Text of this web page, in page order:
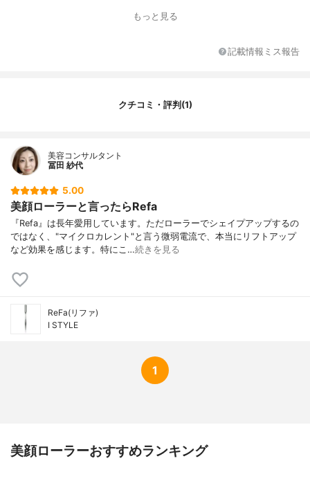
エステティックメソッド、マイクロカレン
ト、プラチナムコート
プラチナ(Pt)、アルミニウム、ABS樹脂、ア
クリル、ステンレス、ナイロン、クリスタ
もっと見る
記載情報ミス報告
クチコミ・評判(1)
美容コンサルタント
冨田 紗代
5.00
美顔ローラーと言ったらRefa
『Refa』は長年愛用しています。ただローラーでシェイプアップするの
ではなく、"マイクロカレント"と言う微弱電流で、本当にリフトアップ
など効果を感じます。特にこ…続きを見る
ReFa(リファ)
I STYLE
1
美顔ローラーおすすめランキング